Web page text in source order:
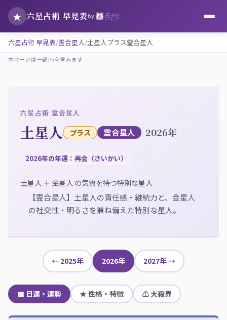
★ 六星占術 早見表by
六星占術 早見表 霊合星人 土星人プラス霊合星人
本ページは一部PRを含みます
六星占術 霊合星人
土星人 プラス 霊合星人 2026年
2026年の年運：再会（さいかい）
土星人 ＋ 金星人 の気質を持つ特別な星人
【霊合星人】土星人の責任感・継続力と、金星人
の社交性・明るさを兼ね備えた特別な星人。
← 2025年 2026年 2027年 →
📅 日運・運勢 ★ 性格・特徴 ⚠ 大殺界